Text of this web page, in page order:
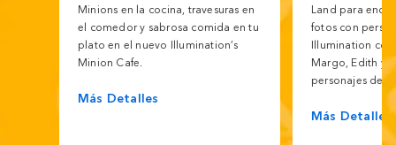
Minions en la cocina, travesuras en
el comedor y sabrosa comida en tu
plato en el nuevo Illumination’s
Minion Cafe.
Más Detalles
Land para
fotos con
Illumination
Margo, Edith y
personajes de
Más Detalles